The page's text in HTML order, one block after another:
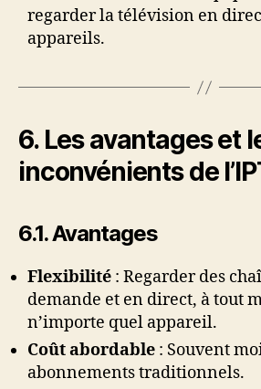
regarder la télévision en
appareils.
6. Les avantages et
inconvénients de
6.1. Avantages
Flexibilité : Regarder des
demande et en direct, à tout
n’importe quel appareil.
Coût abordable : Souvent
abonnements traditionnels.